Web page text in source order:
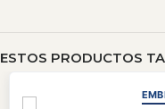
ESTOS PRODUCTOS